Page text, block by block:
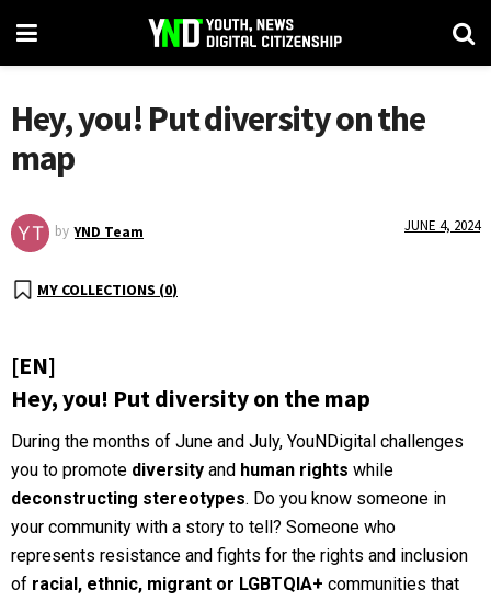
Hey, you! Put diversity on the
map
by YND Team JUNE 4, 2024
MY COLLECTIONS (0)
[EN]
Hey, you! Put diversity on the map
During the months of June and July, YouNDigital challenges
you to promote diversity and human rights while
deconstructing stereotypes. Do you know someone in
your community with a story to tell? Someone who
represents resistance and fights for the rights and inclusion
of racial, ethnic, migrant or LGBTQIA+ communities that